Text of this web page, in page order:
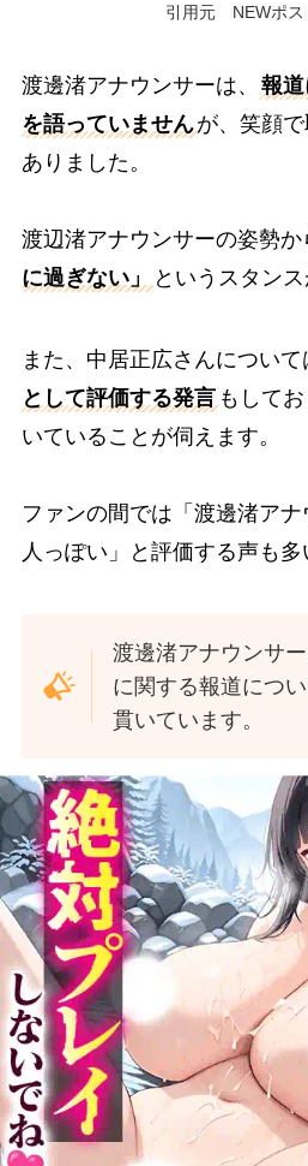
引用元 NEWポス
渡邊渚アナウンサーは、
報道
を語っていませんが、笑顔
ありました。
渡辺渚アナウンサーの姿勢か
に過ぎない」
というスタンス
また、中居正広さんについて
として評価する発言 もして
いていることが伺えます。
ファンの間では「渡邊渚ア
人っぽい」と評価する声も多
渡邊渚アナウンサ
に関する報道につ
貫いています。